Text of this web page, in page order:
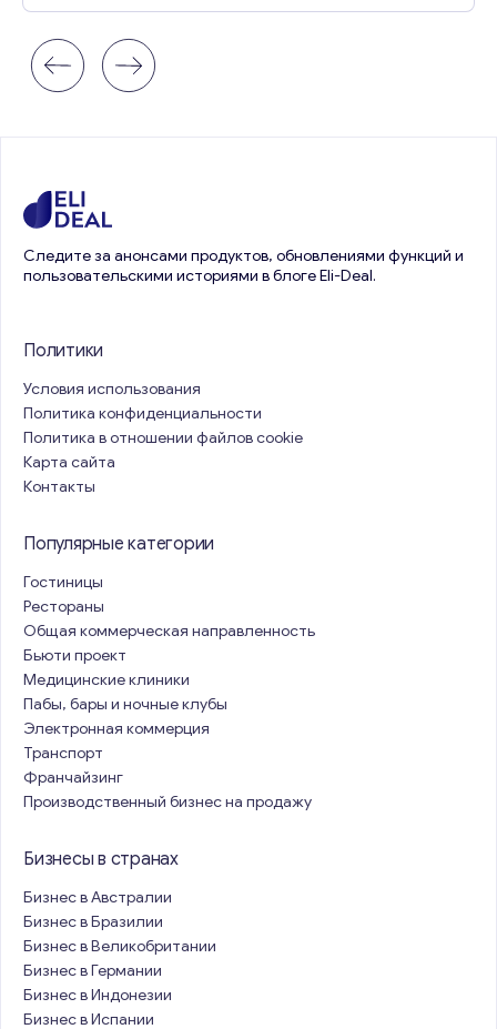
Следите за анонсами продуктов, обновлениями функций и
пользовательскими историями в блоге Eli-Deal.
Политики
Условия использования
Политика конфиденциальности
Политика в отношении файлов cookie
Карта сайта
Контакты
Популярные категории
Гостиницы
Рестораны
Общая коммерческая направленность
Бьюти проект
Медицинские клиники
Пабы, бары и ночные клубы
Электронная коммерция
Транспорт
Франчайзинг
Производственный бизнес на продажу
Бизнесы в странах
Бизнес в Австралии
Бизнес в Бразилии
Бизнес в Великобритании
Бизнес в Германии
Бизнес в Индонезии
Бизнес в Испании